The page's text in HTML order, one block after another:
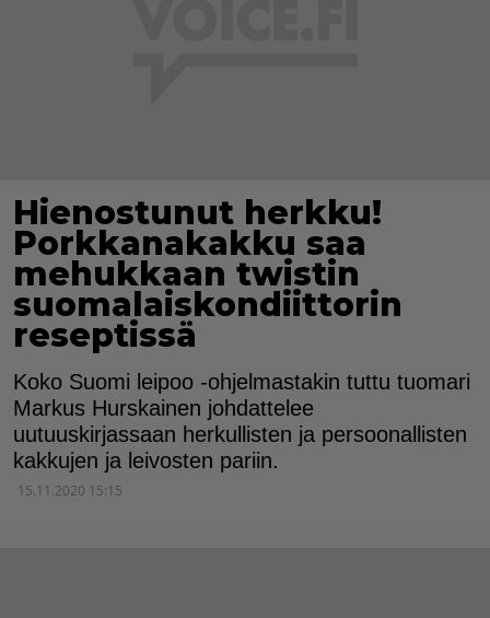
Hienostunut herkku!
Porkkanakakku saa
mehukkaan twistin
suomalaiskondiittorin
reseptissä
Koko Suomi leipoo -ohjelmastakin tuttu tuomari
Markus Hurskainen johdattelee
uutuuskirjassaan herkullisten ja persoonallisten
kakkujen ja leivosten pariin.
15.11.2020 15:15